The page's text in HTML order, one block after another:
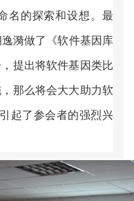
名的探索和设想。最
漪做了《软件基因库
提出将软件基因类比
那么将会大大助力软
起了参会者的强烈兴